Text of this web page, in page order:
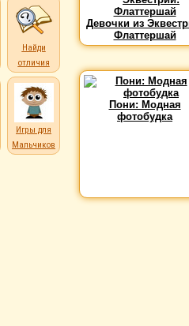
Найди
отличия
Игры для
Мальчиков
Девочки из
Флаттершай
Пони: Модная
фотобудка